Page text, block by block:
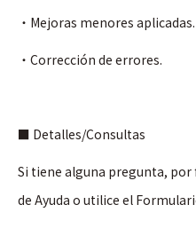
・Mejoras menores aplicadas.
・Corrección de errores.
■ Detalles/Consultas
Si tiene alguna pregunta,
de Ayuda o utilice el